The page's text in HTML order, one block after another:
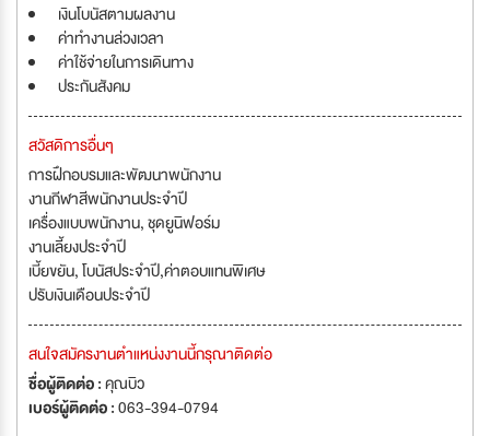
เงินโบนัสตามผลงาน
ค่าทำงานล่วงเวลา
ค่าใช้จ่ายในการเดินทาง
ประกันสังคม
สวัสดิการอื่นๆ
การฝึกอบรมและพัฒนาพนักงาน
งานกีฬาสีพนักงานประจำปี
เครื่องแบบพนักงาน, ชุดยูนิฟอร์ม
งานเลี้ยงประจำปี
เบี้ยขยัน, โบนัสประจำปี,ค่าตอบแทนพิเศษ
ปรับเงินเดือนประจำปี
สนใจสมัครงานตำแหน่งงานนี้กรุณาติดต่อ
ชื่อผู้ติดต่อ :คุณบิว
เบอร์ผู้ติดต่อ :063-394-0794